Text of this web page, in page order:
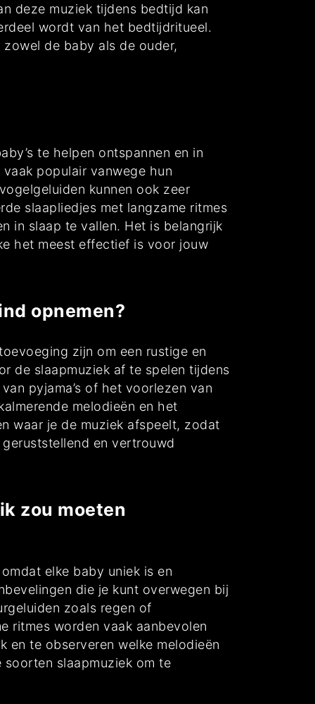
deze muziek tijdens bedtijd kan
wordt van het bedtijdritueel.
de baby als de ouder,
te helpen ontspannen en in
populair vanwege hun
kunnen ook zeer
slaapliedjes met langzame ritmes
in slaap te vallen. Het is belangrijk
het meest effectief is voor jouw
opnemen?
zijn om een rustige en
de slaapmuziek af te spelen tijdens
pyjama’s of het voorlezen van
melodieën en het
waar je de muziek afspeelt, zodat
en vertrouwd
zou moeten
elke baby uniek is en
die je kunt overwegen bij
zoals regen of
ritmes worden vaak aanbevolen
en te observeren welke melodieën
soorten slaapmuziek om te